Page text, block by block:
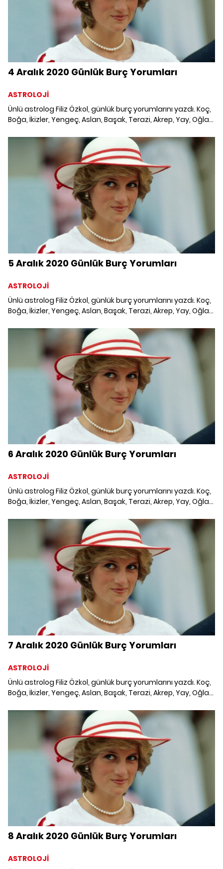
4 Aralık 2020 Günlük Burç Yorumları
ASTROLOJİ
Ünlü astrolog Filiz Özkol, günlük burç yorumlarını yazdı. Koç,
Boğa, İkizler, Yengeç, Aslan, Başak, Terazi, Akrep, Yay, Oğlak,
Burç Yorumları; Haftalık burç, yükselen burç, burç uyumu,
burç özellikleri ve günlük astroloji haberleri burçların dikkat
etmesi gereken konular ve merak edilenler...
5 Aralık 2020 Günlük Burç Yorumları
ASTROLOJİ
Ünlü astrolog Filiz Özkol, günlük burç yorumlarını yazdı. Koç,
Boğa, İkizler, Yengeç, Aslan, Başak, Terazi, Akrep, Yay, Oğlak,
Burç Yorumları; Haftalık burç, yükselen burç, burç uyumu,
burç özellikleri ve günlük astroloji haberleri burçların dikkat
etmesi gereken konular ve merak edilenler...
6 Aralık 2020 Günlük Burç Yorumları
ASTROLOJİ
Ünlü astrolog Filiz Özkol, günlük burç yorumlarını yazdı. Koç,
Boğa, İkizler, Yengeç, Aslan, Başak, Terazi, Akrep, Yay, Oğlak,
Burç Yorumları; Haftalık burç, yükselen burç, burç uyumu,
burç özellikleri ve günlük astroloji haberleri burçların dikkat
etmesi gereken konular ve merak edilenler...
7 Aralık 2020 Günlük Burç Yorumları
ASTROLOJİ
Ünlü astrolog Filiz Özkol, günlük burç yorumlarını yazdı. Koç,
Boğa, İkizler, Yengeç, Aslan, Başak, Terazi, Akrep, Yay, Oğlak,
Burç Yorumları; Haftalık burç, yükselen burç, burç uyumu,
burç özellikleri ve günlük astroloji haberleri burçların dikkat
etmesi gereken konular ve merak edilenler...
8 Aralık 2020 Günlük Burç Yorumları
ASTROLOJİ